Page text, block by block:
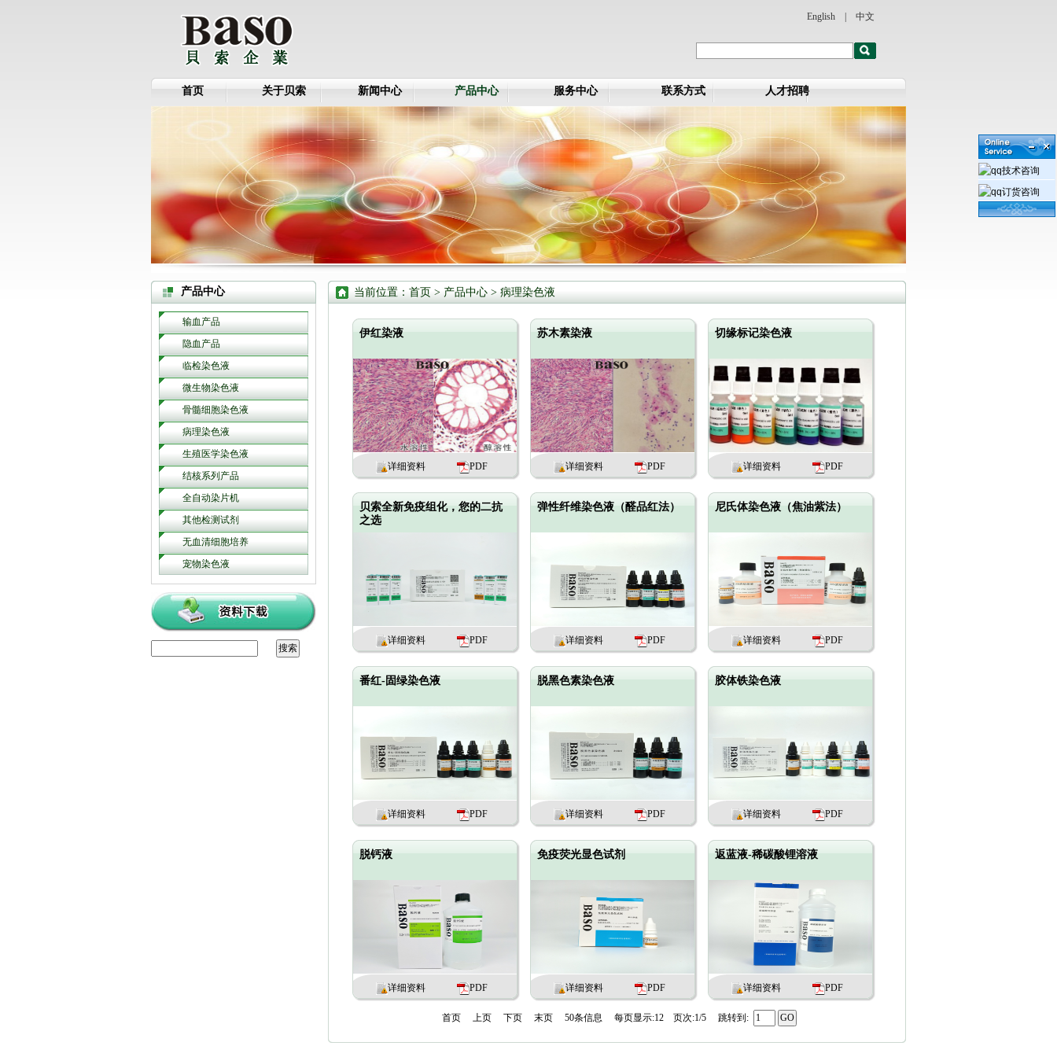
English 中文
首页 关于贝索 新闻中心 产品中心 服务中心 联系方式 人才招聘
产品中心
输血产品
隐血产品
临检染色液
微生物染色液
骨髓细胞染色液
病理染色液
生殖医学染色液
结核系列产品
全自动染片机
其他检测试剂
无血清细胞培养
宠物染色液
当前位置： 首页 > 产品中心 > 病理染色液
伊红染液
详细资料 PDF
苏木素染液
详细资料 PDF
切缘标记染色液
详细资料 PDF
贝索全新免疫组化，您的二抗
之选
详细资料 PDF
弹性纤维染色液（醛品红法）
详细资料 PDF
尼氏体染色液（焦油紫法）
详细资料 PDF
番红-固绿染色液
详细资料 PDF
脱黑色素染色液
详细资料 PDF
胶体铁染色液
详细资料 PDF
脱钙液
详细资料 PDF
免疫荧光显色试剂
详细资料 PDF
返蓝液-稀碳酸锂溶液
详细资料 PDF
首页 上页 下页 末页 50条信息 每页显示:12 页次:1/5 跳转到:
技术咨询
订货咨询